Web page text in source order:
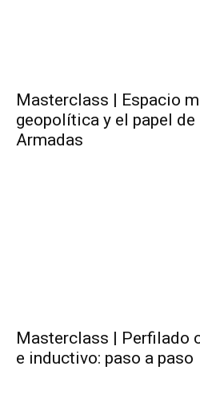
Masterclass | Espacio
geopolítica y el papel de
Armadas
Masterclass | Perfilado
e inductivo: paso a paso